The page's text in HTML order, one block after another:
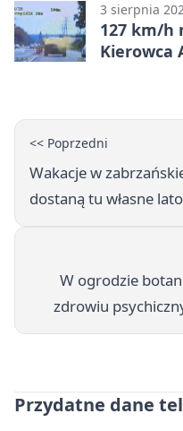
3 sierpnia
127 km/h
Kierowca
<< Poprzedni
Wakacje w
dostaną tu własne lato
W ogrodzie
zdrowiu
Przydatne dane